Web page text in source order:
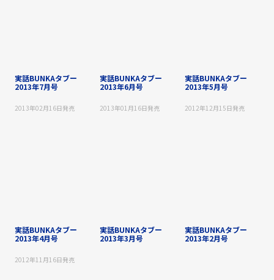
実話BUNKAタブー
2013年7月号
実話BUNKAタブー
2013年6月号
実話BUNKAタブー
2013年5月号
2013年02月16日発売
実話BUNKAタブー
2013年4月号
2013年01月16日発売
実話BUNKAタブー
2013年3月号
2012年12月15日発売
実話BUNKAタブー
2013年2月号
2012年11月16日発売